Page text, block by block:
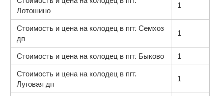
Лотошино
1
Стоимость и цена на колодец в пгт. Семхоз
дп
1
Стоимость и цена на колодец в пгт. Быково 1
Стоимость и цена на колодец в пгт.
Луговая дп
1